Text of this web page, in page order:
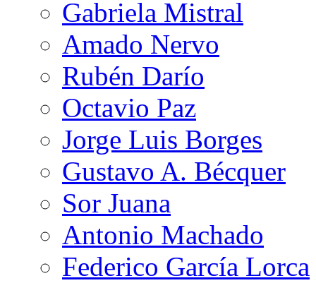
Gabriela Mistral
Amado Nervo
Rubén Darío
Octavio Paz
Jorge Luis Borges
Gustavo A. Bécquer
Sor Juana
Antonio Machado
Federico García Lorca